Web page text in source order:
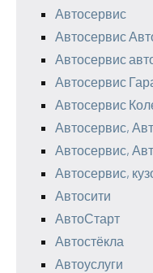
Автосервис
Автосервис
Автосервис
Автосервис
Автосервис
Автосервис,
Автосервис,
Автосервис,
Автосити
АвтоСтарт
Автостёкла
Автоуслуги